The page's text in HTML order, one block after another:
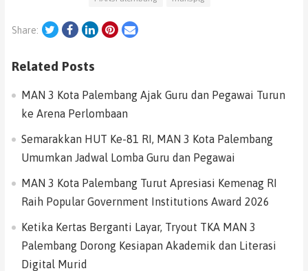
Share: TwitterFacebook
LinkedIn
Pinterest
Email
Related Posts
MAN 3 Kota Palembang Ajak Guru dan Pegawai Turun
ke Arena Perlombaan
Semarakkan HUT Ke-81 RI, MAN 3 Kota Palembang
Umumkan Jadwal Lomba Guru dan Pegawai
MAN 3 Kota Palembang Turut Apresiasi Kemenag RI
Raih Popular Government Institutions Award 2026
Ketika Kertas Berganti Layar, Tryout TKA MAN 3
Palembang Dorong Kesiapan Akademik dan Literasi
Digital Murid